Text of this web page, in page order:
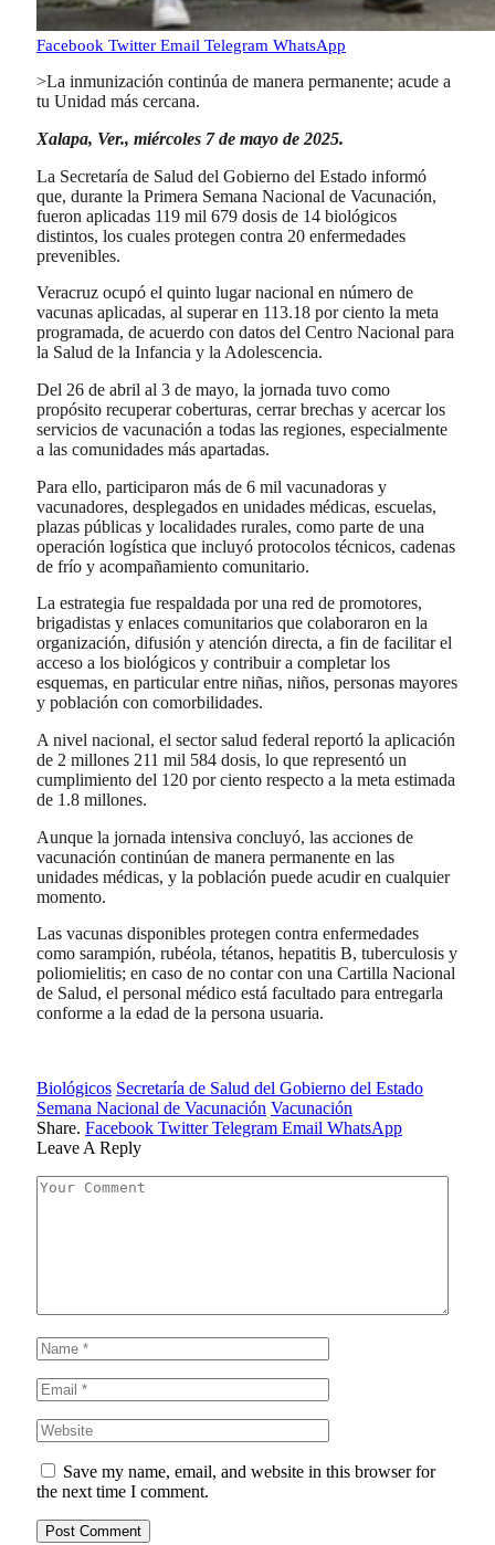
Facebook Twitter Email Telegram WhatsApp
>La inmunización continúa de manera permanente; acude a
tu Unidad más cercana.
Xalapa, Ver., miércoles 7 de mayo de 2025.
La Secretaría de Salud del Gobierno del Estado informó
que, durante la Primera Semana Nacional de Vacunación,
fueron aplicadas 119 mil 679 dosis de 14 biológicos
distintos, los cuales protegen contra 20 enfermedades
prevenibles.
Veracruz ocupó el quinto lugar nacional en número de
vacunas aplicadas, al superar en 113.18 por ciento la meta
programada, de acuerdo con datos del Centro Nacional para
la Salud de la Infancia y la Adolescencia.
Del 26 de abril al 3 de mayo, la jornada tuvo como
propósito recuperar coberturas, cerrar brechas y acercar los
servicios de vacunación a todas las regiones, especialmente
a las comunidades más apartadas.
Para ello, participaron más de 6 mil vacunadoras y
vacunadores, desplegados en unidades médicas, escuelas,
plazas públicas y localidades rurales, como parte de una
operación logística que incluyó protocolos técnicos, cadenas
de frío y acompañamiento comunitario.
La estrategia fue respaldada por una red de promotores,
brigadistas y enlaces comunitarios que colaboraron en la
organización, difusión y atención directa, a fin de facilitar el
acceso a los biológicos y contribuir a completar los
esquemas, en particular entre niñas, niños, personas mayores
y población con comorbilidades.
A nivel nacional, el sector salud federal reportó la aplicación
de 2 millones 211 mil 584 dosis, lo que representó un
cumplimiento del 120 por ciento respecto a la meta estimada
de 1.8 millones.
Aunque la jornada intensiva concluyó, las acciones de
vacunación continúan de manera permanente en las
unidades médicas, y la población puede acudir en cualquier
momento.
Las vacunas disponibles protegen contra enfermedades
como sarampión, rubéola, tétanos, hepatitis B, tuberculosis y
poliomielitis; en caso de no contar con una Cartilla Nacional
de Salud, el personal médico está facultado para entregarla
conforme a la edad de la persona usuaria.
Biológicos Secretaría de Salud del Gobierno del Estado
Semana Nacional de Vacunación Vacunación
Share. Facebook Twitter Telegram Email WhatsApp
Leave A Reply
Save my name, email, and website in this browser for
the next time I comment.